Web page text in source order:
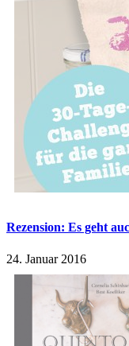
Rezension: Es geht
24. Januar 2016